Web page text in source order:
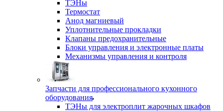
ТЭНы
Термостат
Анод магниевый
Уплотнительные прокладки
Клапаны предохранительные
Блоки управления и электронные платы
Механизмы управления и контроля
Запчасти для профессионального кухонного
оборудования
ТЭНы для электроплит жарочных шкафов